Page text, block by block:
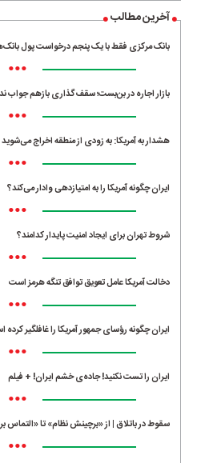
آخرین مطالب
بانک مرکزی فقط با یک‌ پنجم درخواست پول
•••
بازار اجاره در بن‌بست؛ سقف‌گذاری بازهم جواب
•••
هشدار به آمریکا: به زودی از منطقه اخراج می‌شوید
•••
ایران چگونه آمریکا را به امتیازدهی وادار می‌کند؟
•••
شروط تهران برای ایجاد امنیت پایدار کدامند؟
•••
دخالت آمریکا عامل تعویق توافق تنگه هرمز است
•••
ایران چگونه رؤسای جمهور آمریکا را غافلگیر
•••
ایران را تست نکنید! جاده‌ی خشم ایران! + فیلم
•••
سقوط در باتلاق | از «برچینش نظام» تا «التماس
•••